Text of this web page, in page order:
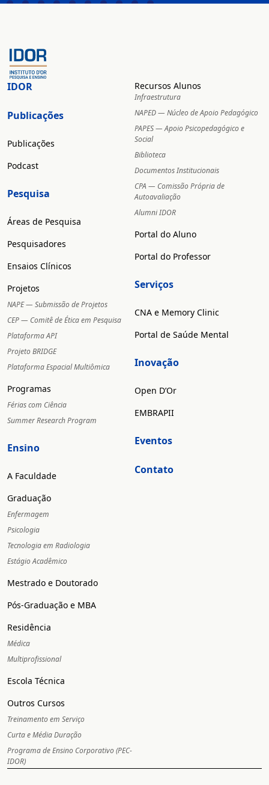
IDOR
Publicações
Publicações
Podcast
Pesquisa
Áreas de Pesquisa
Pesquisadores
Ensaios Clínicos
Projetos
NAPE — Submissão de Projetos
CEP — Comitê de Ética em Pesquisa
Plataforma API
Projeto BRIDGE
Plataforma Espacial Multiômica
Programas
Férias com Ciência
Summer Research Program
Ensino
A Faculdade
Graduação
Enfermagem
Psicologia
Tecnologia em Radiologia
Estágio Acadêmico
Mestrado e Doutorado
Pós-Graduação e MBA
Residência
Médica
Multiprofissional
Escola Técnica
Outros Cursos
Treinamento em Serviço
Curta e Média Duração
Programa de Ensino Corporativo (PEC-
IDOR)
Recursos Alunos
Infraestrutura
NAPED — Núcleo de Apoio Pedagógico
PAPES — Apoio Psicopedagógico e
Social
Biblioteca
Documentos Institucionais
CPA — Comissão Própria de
Autoavaliação
Alumni IDOR
Portal do Aluno
Portal do Professor
Serviços
CNA e Memory Clinic
Portal de Saúde Mental
Inovação
Open D’Or
EMBRAPII
Eventos
Contato